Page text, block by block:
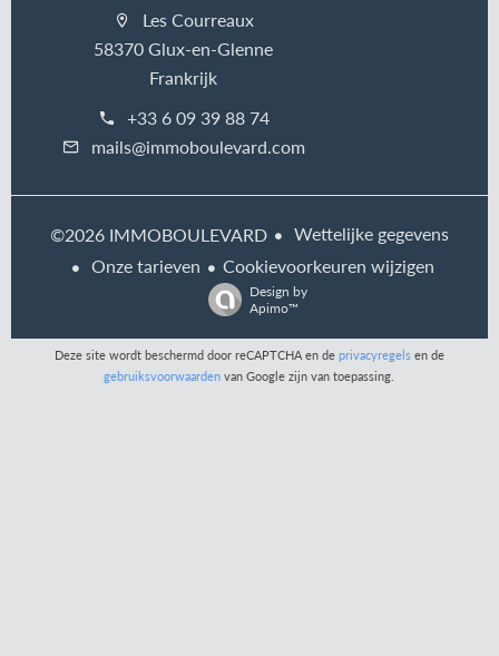
Les Courreaux
58370 Glux-en-Glenne
Frankrijk
+33 6 09 39 88 74
mails@immoboulevard.com
©2026 IMMOBOULEVARD
Wettelijke gegevens
Onze tarieven
Cookievoorkeuren wijzigen
Design by
Apimo™
Deze site wordt beschermd door reCAPTCHA en de privacyregels en de
gebruiksvoorwaarden van Google zijn van toepassing.